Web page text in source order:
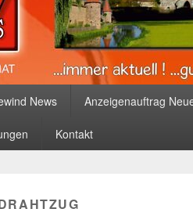
News Anzeigenauftrag
Kontakt